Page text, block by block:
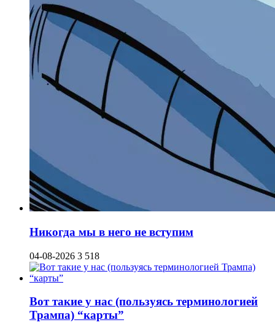
Никогда мы в него не вступим
04-08-2026 3 518
Вот такие у нас (пользуясь терминологией
Трампа) “карты”